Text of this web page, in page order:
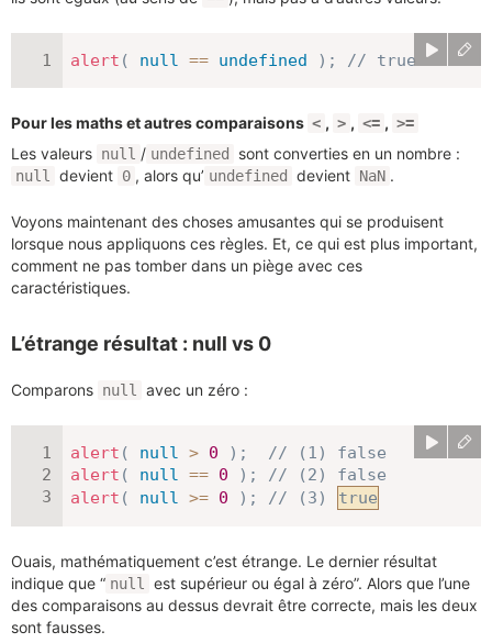
alert ( null == undefined ) ; // true
Pour les maths et autres comparaisons < , > , <= , >=
Les valeurs null / undefined sont converties en un nombre :
null devient 0 , alors qu’ undefined devient NaN .
Voyons maintenant des choses amusantes qui se produisent
lorsque nous appliquons ces règles. Et, ce qui est plus important,
comment ne pas tomber dans un piège avec ces
caractéristiques.
L’étrange résultat : null vs 0
Comparons null avec un zéro :
alert ( null > 0 ) ;
// (1) false
alert ( null == 0 ) ;
// (2) false
alert ( null >= 0 ) ; // (3) true
Ouais, mathématiquement c’est étrange. Le dernier résultat
indique que “ null
est supérieur ou égal à zéro”. Alors que l’une
des comparaisons au dessus devrait être correcte, mais les deux
sont fausses.